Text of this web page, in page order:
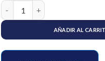
SOPORTE CAJA TRASERO
AÑADIR AL